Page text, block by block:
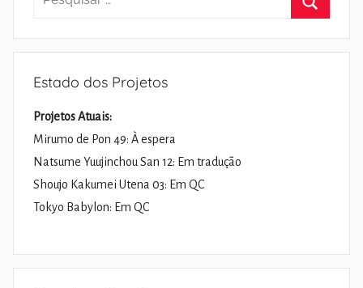
Estado dos Projetos
Projetos Atuais:
Mirumo de Pon 49: À espera
Natsume Yuujinchou San 12: Em tradução
Shoujo Kakumei Utena 03: Em QC
Tokyo Babylon: Em QC